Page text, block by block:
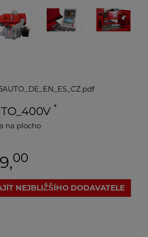
*
na plocho
00
NEJBLIŽŠÍHO DODAVATELE